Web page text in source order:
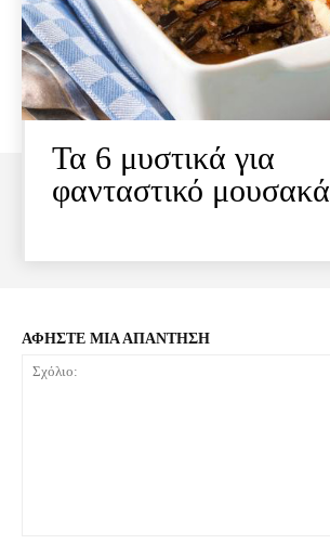
Τα 6 μυστικά για
φανταστικό μουσακά
ΑΦΗΣΤΕ ΜΙΑ ΑΠΑΝΤΗΣΗ